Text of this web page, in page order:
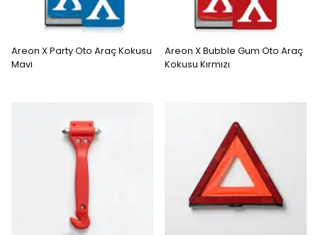
Areon X Party Oto Araç Kokusu
Mavi
Areon X Bubble Gum Oto Araç
Kokusu Kırmızı